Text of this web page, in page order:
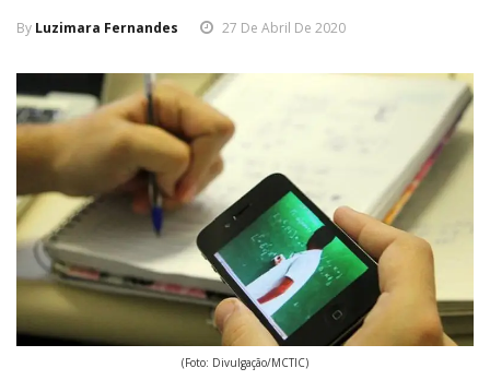
By Luzimara Fernandes 27 De Abril De 2020
(Foto: Divulgação/MCTIC)